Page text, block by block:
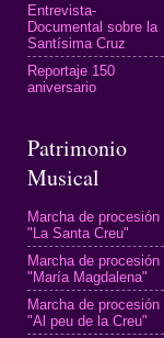
Entrevista-
Documental sobre la
Santísima Cruz
Reportaje 150
aniversario
Patrimonio
Musical
Marcha de procesión
"La Santa Creu"
Marcha de procesión
"María Magdalena"
Marcha de procesión
"Al peu de la Creu"